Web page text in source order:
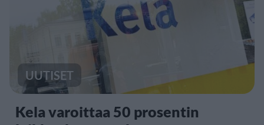
UUTISET
Kela varoittaa 50 prosentin